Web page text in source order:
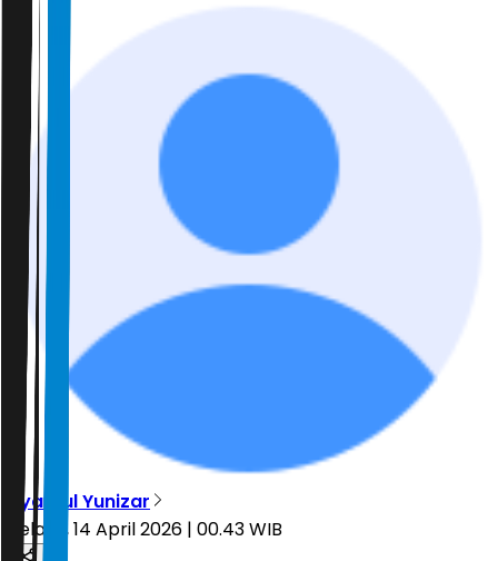
Syahrul Yunizar
Selasa, 14 April 2026 | 00.43 WIB